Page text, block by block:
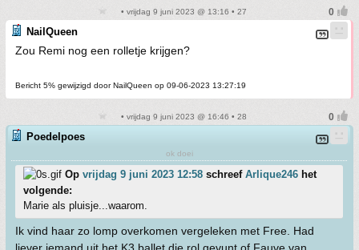
• vrijdag 9 juni 2023 @ 13:16 • 27
NailQueen
Zou Remi nog een rolletje krijgen?
Bericht 5% gewijzigd door NailQueen op 09-06-2023 13:27:19
• vrijdag 9 juni 2023 @ 16:46 • 28
Poedelpoes
ok doei
Op vrijdag 9 juni 2023 12:58 schreef Arlique246 het
volgende:
Marie als pluisje...waarom.
Ik vind haar zo lomp overkomen vergeleken met Free. Had